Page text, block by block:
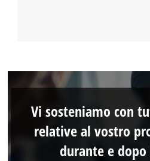
Vi sosteniamo con
relative al vostro
durante e